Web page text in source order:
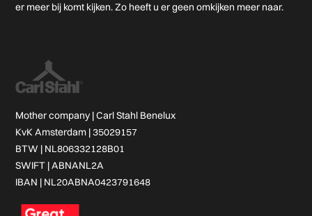
er meer bij komt kijken. Zo heeft u er geen omkijken meer naar.
Mother company |Carl Stahl Benelux
KvK Amsterdam | 35029157
BTW | NL806332128B01
SWIFT | ABNANL2A
IBAN | NL20ABNA0423791648